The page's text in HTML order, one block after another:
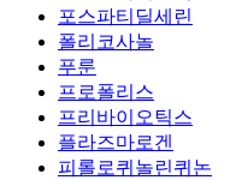
포스파티딜세린
폴리코사놀
푸룬
프로폴리스
프리바이오틱스
플라즈마로겐
피롤로퀴놀린퀴논